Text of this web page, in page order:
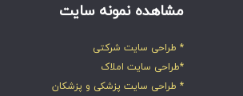
مشاهده نمونه سایت
* طراحی سایت شرکتی
*طراحی سایت املاک
* طراحی سایت پزشکی و پزشکان